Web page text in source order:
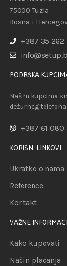
75000 Tuzla
Bosna i
+387 35 262
PODRŠKA
Našim kupcima
dežurnog
+387 61 080
KORISNI LINKOVI
Ukratko o nama
Reference
Kontakt
VAŽNE
Kako kupovati
Način plaćanja